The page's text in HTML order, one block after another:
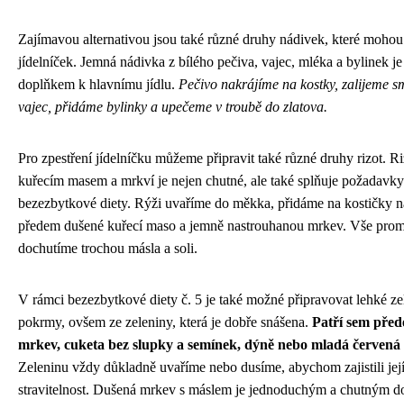
Zajímavou alternativou jsou také různé druhy nádivek, které
jídelníček. Jemná nádivka z bílého pečiva, vajec, mléka a bylinek
doplňkem k hlavnímu jídlu. Pečivo nakrájíme na kostky, zalijeme
vajec, přidáme bylinky a upečeme v troubě do zlatova.
Pro zpestření jídelníčku můžeme připravit také různé druhy rizot.
kuřecím masem a mrkví je nejen chutné, ale také splňuje požadavky
bezezbytkové diety. Rýži uvaříme do měkka, přidáme na kostičky
předem dušené kuřecí maso a jemně nastrouhanou mrkev. Vše
dochutíme trochou másla a soli.
V rámci bezezbytkové diety č. 5 je také možné připravovat lehké
pokrmy, ovšem ze zeleniny, která je dobře snášena. Patří sem
mrkev, cuketa bez slupky a semínek, dýně nebo mladá červená
Zeleninu vždy důkladně uvaříme nebo dusíme, abychom zajistili
stravitelnost. Dušená mrkev s máslem je jednoduchým a chutným